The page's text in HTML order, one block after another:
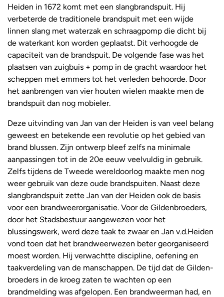
Heiden in 1672 komt met een slangbrandspuit. Hij
verbeterde de traditionele brandspuit met een wijde
linnen slang met waterzak en schraagpomp die dicht bij
de waterkant kon worden geplaatst. Dit verhoogde de
capaciteit van de brandspuit. De volgende fase was het
plaatsen van zuigbuis + pomp in de gracht waardoor het
scheppen met emmers tot het verleden behoorde. Door
het aanbrengen van vier houten wielen maakte men de
brandspuit dan nog mobieler.
Deze uitvinding van Jan van der Heiden is van veel belang
geweest en betekende een revolutie op het gebied van
brand blussen. Zijn ontwerp bleef zelfs na minimale
aanpassingen tot in de 20e eeuw veelvuldig in gebruik.
Zelfs tijdens de Tweede wereldoorlog maakte men nog
weer gebruik van deze oude brandspuiten. Naast deze
slangbrandspuit zette Jan van der Heiden ook de basis
voor een brandweerorganisatie. Voor de Gildenbroeders,
door het Stadsbestuur aangewezen voor het
blussingswerk, werd deze taak te zwaar en Jan v.d.Heiden
vond toen dat het brandweerwezen beter georganiseerd
moest worden. Hij verwachtte discipline, oefening en
taakverdeling van de manschappen. De tijd dat de Gilden-
broeders in de kroeg zaten te wachten op een
brandmelding was afgelopen. Een brandweerman had, en